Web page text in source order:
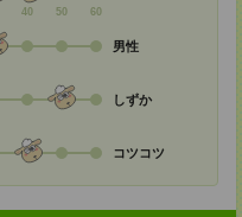
40 50 60
男性
しずか
コツコツ